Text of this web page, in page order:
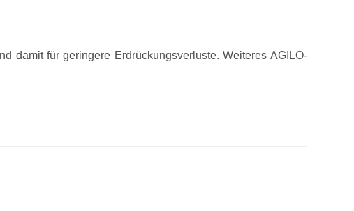
damit für geringere Erdrückungsverluste. Weiteres AGILO-